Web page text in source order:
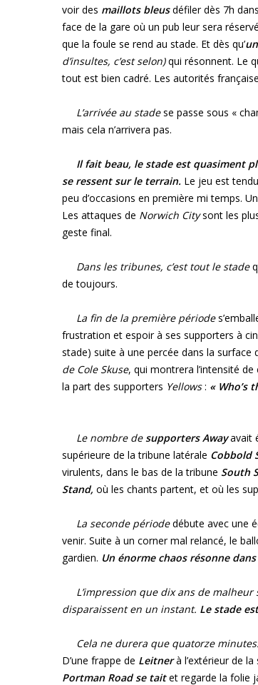
voir des maillots bleusdéfiler dès 7h
face de la gare où un pub leur sera
que la foule se rend au stade. Et dès qu’
d’insultes, c’est selon)qui résonnent. Le
tout est bien cadré. Les autorités
L’arrivée au stadese passe sous «
mais cela n’arrivera pas.
Il fait beau, le stade est quasiment
se ressent sur le terrain. Le jeu est
peu d’occasions en première mi temps.
Les attaques de Norwich Citysont les
geste final.
Dans les tribunes, c’est tout le stade
de toujours.
La fin de la première période
frustration et espoir à ses supporters à
stade) suite à une percée dans la surface
de Cole Skuse, qui montrera l’intensité
la part des supporters Yellows: « Who’s
Le nombre desupporters Awayavait
supérieure de la tribune latérale Cobbold
virulents, dans le bas de la tribune South
Stand, où les chants partent, et où les
La seconde périodedébute avec une
venir. Suite à un corner mal relancé, le
gardien. Un énorme chaos résonne
L’impression que dix ans de malheur
disparaissent en un instant. Le stade
Cela ne durera que quatorze minutes.
D’une frappe de Leitnerà l’extérieur de
Portman Road se taitet regarde la folie